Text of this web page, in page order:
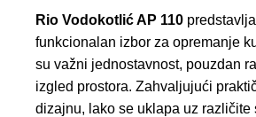
Rio Vodokotlić AP 110 predstavlja
funkcionalan izbor za opremanje
su važni jednostavnost, pouzdan
izgled prostora. Zahvaljujući
dizajnu, lako se uklapa uz različite